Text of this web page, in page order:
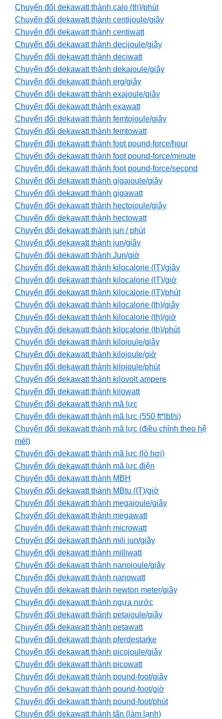
Chuyển đổi dekawatt thành calo (th)/phút
Chuyển đổi dekawatt thành centijoule/giây
Chuyển đổi dekawatt thành centiwatt
Chuyển đổi dekawatt thành decijoule/giây
Chuyển đổi dekawatt thành deciwatt
Chuyển đổi dekawatt thành dekajoule/giây
Chuyển đổi dekawatt thành erg/giây
Chuyển đổi dekawatt thành exajoule/giây
Chuyển đổi dekawatt thành exawatt
Chuyển đổi dekawatt thành femtojoule/giây
Chuyển đổi dekawatt thành femtowatt
Chuyển đổi dekawatt thành foot pound-force/hour
Chuyển đổi dekawatt thành foot pound-force/minute
Chuyển đổi dekawatt thành foot pound-force/second
Chuyển đổi dekawatt thành gigajoule/giây
Chuyển đổi dekawatt thành gigawatt
Chuyển đổi dekawatt thành hectojoule/giây
Chuyển đổi dekawatt thành hectowatt
Chuyển đổi dekawatt thành jun / phút
Chuyển đổi dekawatt thành jun/giây
Chuyển đổi dekawatt thành Jun/giờ
Chuyển đổi dekawatt thành kilocalorie (IT)/giây
Chuyển đổi dekawatt thành kilocalorie (IT)/giờ
Chuyển đổi dekawatt thành kilocalorie (IT)/phút
Chuyển đổi dekawatt thành kilocalorie (th)/giây
Chuyển đổi dekawatt thành kilocalorie (th)/giờ
Chuyển đổi dekawatt thành kilocalorie (th)/phút
Chuyển đổi dekawatt thành kilojoule/giây
Chuyển đổi dekawatt thành kilojoule/giờ
Chuyển đổi dekawatt thành kilojoule/phút
Chuyển đổi dekawatt thành kilovolt ampere
Chuyển đổi dekawatt thành kilowatt
Chuyển đổi dekawatt thành mã lực
Chuyển đổi dekawatt thành mã lực (550 ft*lbf/s)
Chuyển đổi dekawatt thành mã lực (điều chỉnh theo hệ
mét)
Chuyển đổi dekawatt thành mã lực (lò hơi)
Chuyển đổi dekawatt thành mã lực điện
Chuyển đổi dekawatt thành MBH
Chuyển đổi dekawatt thành MBtu (IT)/giờ
Chuyển đổi dekawatt thành megajoule/giây
Chuyển đổi dekawatt thành megawatt
Chuyển đổi dekawatt thành microwatt
Chuyển đổi dekawatt thành mili jun/giây
Chuyển đổi dekawatt thành milliwatt
Chuyển đổi dekawatt thành nanojoule/giây
Chuyển đổi dekawatt thành nanowatt
Chuyển đổi dekawatt thành newton meter/giây
Chuyển đổi dekawatt thành ngựa nước
Chuyển đổi dekawatt thành petajoule/giây
Chuyển đổi dekawatt thành petawatt
Chuyển đổi dekawatt thành pferdestarke
Chuyển đổi dekawatt thành picojoule/giây
Chuyển đổi dekawatt thành picowatt
Chuyển đổi dekawatt thành pound-foot/giây
Chuyển đổi dekawatt thành pound-foot/giờ
Chuyển đổi dekawatt thành pound-foot/phút
Chuyển đổi dekawatt thành tấn (làm lạnh)